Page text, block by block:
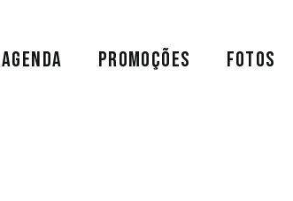
AGENDA PROMOÇÕES FOTOS